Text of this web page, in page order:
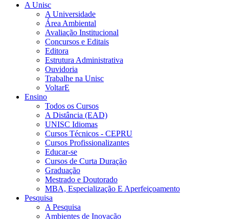
A Unisc
A Universidade
Área Ambiental
Avaliação Institucional
Concursos e Editais
Editora
Estrutura Administrativa
Ouvidoria
Trabalhe na Unisc
VoltarE
Ensino
Todos os Cursos
A Distância (EAD)
UNISC Idiomas
Cursos Técnicos - CEPRU
Cursos Profissionalizantes
Educar-se
Cursos de Curta Duração
Graduação
Mestrado e Doutorado
MBA, Especialização E Aperfeiçoamento
Pesquisa
A Pesquisa
Ambientes de Inovação